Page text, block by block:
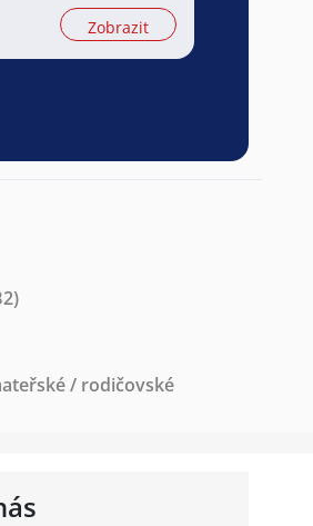
Zobrazit
/ rodičovské